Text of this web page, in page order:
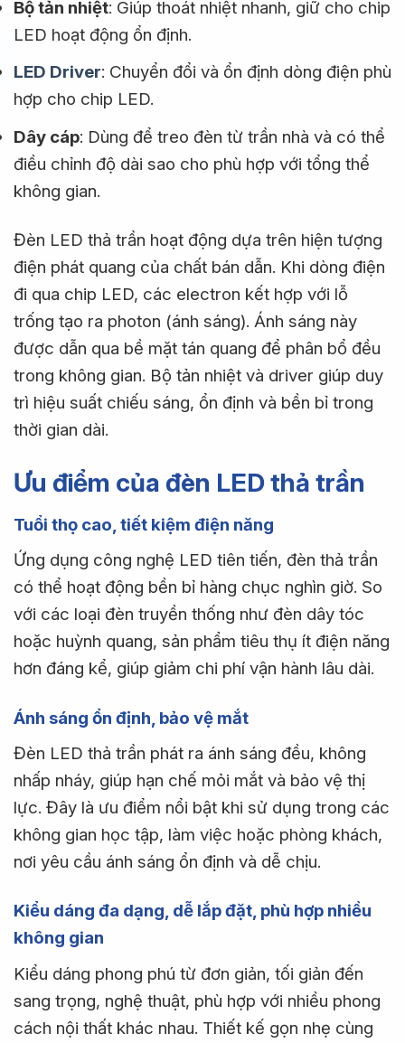
Bộ tản nhiệt: Giúp thoát nhiệt nhanh, giữ cho chip
LED hoạt động ổn định.
LED Driver: Chuyển đổi và ổn định dòng điện phù
hợp cho chip LED.
Dây cáp: Dùng để treo đèn từ trần nhà và có thể
điều chỉnh độ dài sao cho phù hợp với tổng thể
không gian.
Đèn LED thả trần hoạt động dựa trên hiện tượng
điện phát quang của chất bán dẫn. Khi dòng điện
đi qua chip LED, các electron kết hợp với lỗ
trống tạo ra photon (ánh sáng). Ánh sáng này
được dẫn qua bề mặt tán quang để phân bổ đều
trong không gian. Bộ tản nhiệt và driver giúp duy
trì hiệu suất chiếu sáng, ổn định và bền bỉ trong
thời gian dài.
Ưu điểm của đèn LED thả trần
Tuổi thọ cao, tiết kiệm điện năng
Ứng dụng công nghệ LED tiên tiến, đèn thả trần
có thể hoạt động bền bỉ hàng chục nghìn giờ. So
với các loại đèn truyền thống như đèn dây tóc
hoặc huỳnh quang, sản phẩm tiêu thụ ít điện năng
hơn đáng kể, giúp giảm chi phí vận hành lâu dài.
Ánh sáng ổn định, bảo vệ mắt
Đèn LED thả trần phát ra ánh sáng đều, không
nhấp nháy, giúp hạn chế mỏi mắt và bảo vệ thị
lực. Đây là ưu điểm nổi bật khi sử dụng trong các
không gian học tập, làm việc hoặc phòng khách,
nơi yêu cầu ánh sáng ổn định và dễ chịu.
Kiểu dáng đa dạng, dễ lắp đặt, phù hợp nhiều
không gian
Kiểu dáng phong phú từ đơn giản, tối giản đến
sang trọng, nghệ thuật, phù hợp với nhiều phong
cách nội thất khác nhau. Thiết kế gọn nhẹ cùng